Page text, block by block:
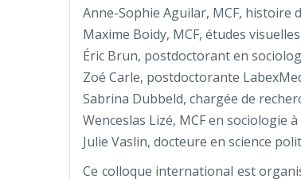
Anne-Sophie Aguilar, MCF, histoire
Maxime Boidy, MCF, études
Éric Brun, postdoctorant en
Zoé Carle, postdoctorante
Sabrina Dubbeld, chargée de
Wenceslas Lizé, MCF en sociologie
Julie Vaslin, docteure en science
Ce colloque international est